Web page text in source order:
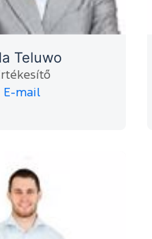
Teluwo
E-mail